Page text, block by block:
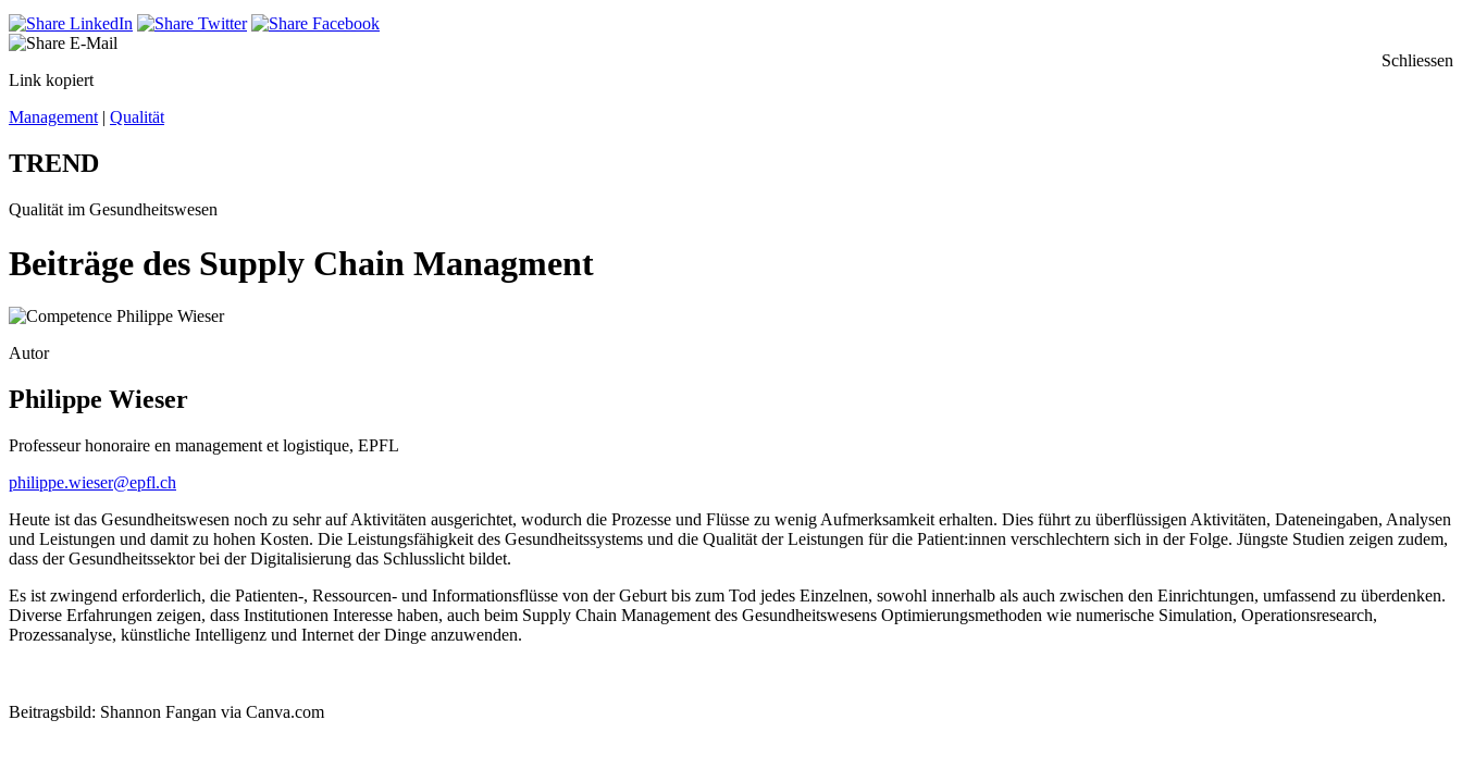
Link kopiert
Schliessen
Management| Qualität
TREND
Qualität im Gesundheitswesen
Beiträge des Supply Chain Managment
Autor
Philippe Wieser
Professeur honoraire en management et logistique, EPFL
philippe.wieser@epfl.ch
Heute ist das Gesundheitswesen noch zu sehr auf Aktivitäten ausgerichtet, wodurch die Prozesse und Flüsse zu wenig Aufmerksamkeit erhalten. Dies führt zu überflüssigen Aktivitäten, Dateneingaben, Analysen
und Leistungen und damit zu hohen Kosten. Die Leistungsfähigkeit des Gesundheitssystems und die Qualität der Leistungen für die Patient:innen verschlechtern sich in der Folge. Jüngste Studien zeigen zudem,
dass der Gesundheitssektor bei der Digita­lisierung das Schlusslicht bildet.
Es ist zwingend erforderlich, die Patienten-, Ressourcen- und Informationsflüsse von der Geburt bis zum Tod jedes Einzelnen, sowohl innerhalb als auch zwischen den Einrichtungen, umfassend zu überdenken.
Diverse Erfahrungen zeigen, dass Institutionen Interesse haben, auch beim Supply Chain Management des Gesundheitswesens Optimierungsmethoden wie numerische Simulation, Operationsresearch,
Prozessanalyse, künstliche Intelligenz und Internet der Dinge anzuwenden.
Beitragsbild: Shannon Fangan via Canva.com